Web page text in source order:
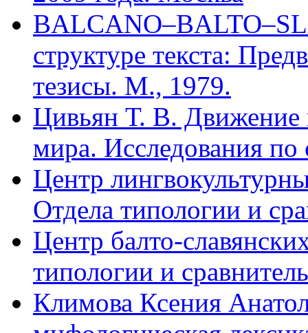
структуре текста:
тезисы. М., 1979.
Цивьян Т. В. Движение
мира. Исследования по
Центр
Отдела типологии и
Центр балто-
типологии и
Климова Ксения